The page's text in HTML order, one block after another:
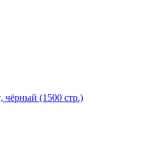
чёрный (1500 стр.)